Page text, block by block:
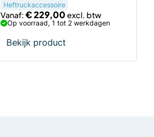
Heftruckaccessoire
Vanaf:€229,00
Op voorraad, 1 tot 2 werkdagen
Bekijk product